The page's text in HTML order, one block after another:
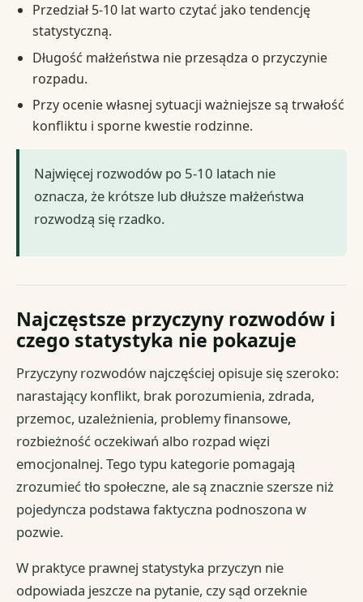
Przedział 5-10 lat warto czytać jako tendencję
statystyczną.
Długość małżeństwa nie przesądza o przyczynie
rozpadu.
Przy ocenie własnej sytuacji ważniejsze są trwałość
konfliktu i sporne kwestie rodzinne.
Najwięcej rozwodów po 5-10 latach nie
oznacza, że krótsze lub dłuższe małżeństwa
rozwodzą się rzadko.
Najczęstsze przyczyny rozwodów i
czego statystyka nie pokazuje
Przyczyny rozwodów najczęściej opisuje się szeroko:
narastający konflikt, brak porozumienia, zdrada,
przemoc, uzależnienia, problemy finansowe,
rozbieżność oczekiwań albo rozpad więzi
emocjonalnej. Tego typu kategorie pomagają
zrozumieć tło społeczne, ale są znacznie szersze niż
pojedyncza podstawa faktyczna podnoszona w
pozwie.
W praktyce prawnej statystyka przyczyn nie
odpowiada jeszcze na pytanie, czy sąd orzeknie